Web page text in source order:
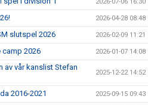
2026-07-06 16:30
2026-04-28 08:48
slutspel 2026 2026-02-09 11:21
camp 2026 2026-01-07 14:08
av vår kanslist Stefan
2025-12-22 14:52
2016-2021 2025-09-15 09:43